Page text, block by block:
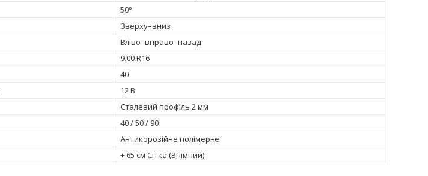
50°
Зверху–вниз
Вліво–вправо–назад
9.00 R16
40
12 В
Сталевий профіль 2 мм
40 / 50 / 90
Антикорозійне полімерне
+ 65 см Сітка (Знімний)